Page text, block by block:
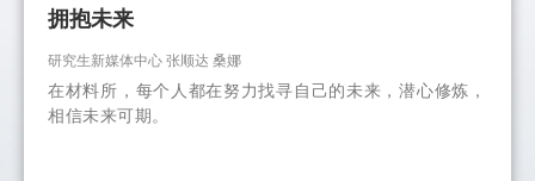
拥抱未来
研究生新媒体中心 张顺达 桑娜
在材料所，每个人都在努力找寻自己的未来，潜心修炼，
相信未来可期。